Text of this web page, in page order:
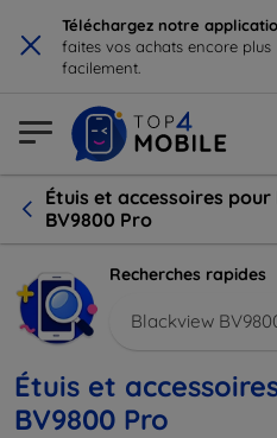
× Téléchargez notre
faites vos achats encore plus
facilement.
Étuis et accessoires pour
BV9800 Pro
Recherches rapides
Blackview
Étuis et
BV9800 Pro